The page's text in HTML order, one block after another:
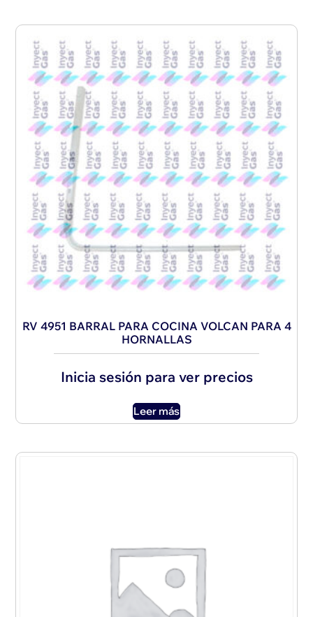
RV 4951 BARRAL PARA COCINA VOLCAN PARA 4
HORNALLAS
Inicia sesión para ver precios
Leer más